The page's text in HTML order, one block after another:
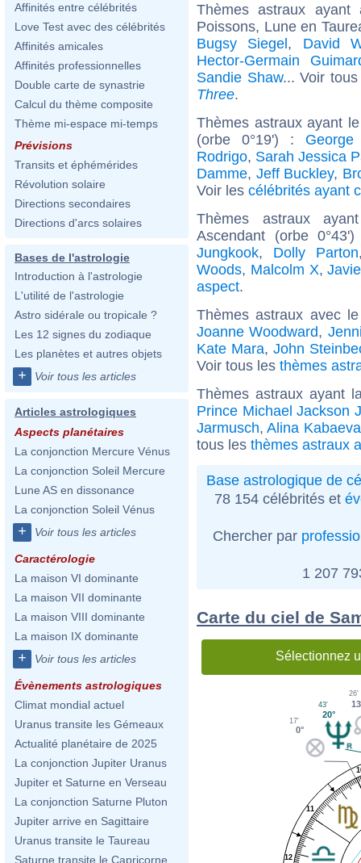
Affinités entre célébrités
Love Test avec des célébrités
Affinités amicales
Affinités professionnelles
Double carte de synastrie
Calcul du thème composite
Thème mi-espace mi-temps
Prévisions
Transits et éphémérides
Révolution solaire
Directions secondaires
Directions d'arcs solaires
Bases de l'astrologie
Introduction à l'astrologie
L'utilité de l'astrologie
Astro sidérale ou tropicale ?
Les 12 signes du zodiaque
Les planètes et autres objets
+ Voir tous les articles
Articles astrologiques
Aspects planétaires
La conjonction Mercure Vénus
La conjonction Soleil Mercure
Lune AS en dissonance
La conjonction Soleil Vénus
+ Voir tous les articles
Caractérologie
La maison VI dominante
La maison VII dominante
La maison VIII dominante
La maison IX dominante
+ Voir tous les articles
Évènements astrologiques
Climat mondial actuel
Uranus transite les Gémeaux
Actualité planétaire de 2025
La conjonction Jupiter Uranus
Jupiter et Saturne en Verseau
La conjonction Saturne Pluton
Jupiter arrive en Sagittaire
Uranus transite le Taureau
Saturne transite le Capricorne
Thèmes astraux
Poissons, Lune en
Bugsy Siegel, David
Hector-Germain
Sandie Shaw... Voir
Three.
Thèmes astraux ayant
(orbe 0°19') : George
Rodrigo, Sarah Jessica
Damme, Jeff Buckley,
Voir les célébrités ayant
Thèmes astraux
Ascendant (orbe
Jungkook, Dolly Parton
Woods, Malcolm X,
aspect.
Thèmes astraux avec
Joanne Woodward,
Kate Mara, John
Voir tous les thèmes
Thèmes astraux ayant
Prince Michael Jackson
Jarmusch,Alina Kabaeva
tous les thèmes astraux
Base astrologique de
78 154 célébrités et
Chercher par
1 207
Carte du ciel de
Sélectionnez
11
12
26'
20°
43'
0°
17'